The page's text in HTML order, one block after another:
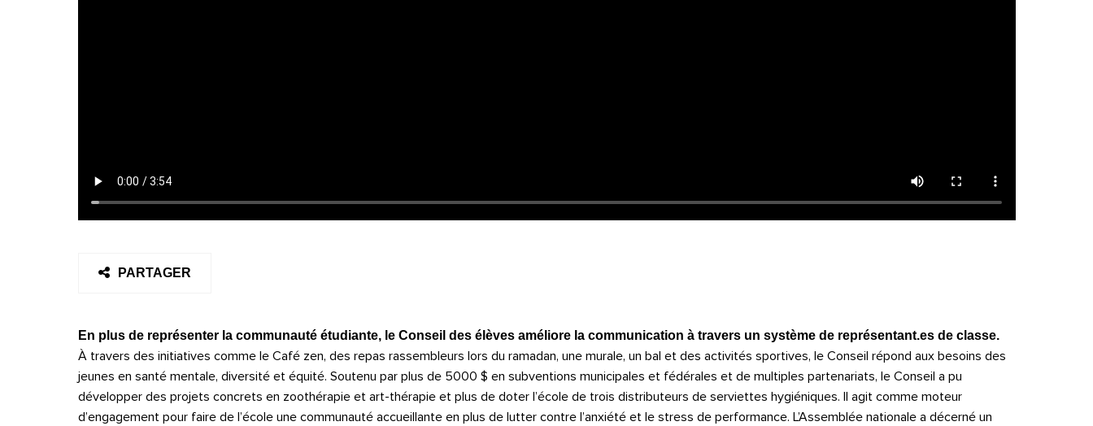
PARTAGER
En plus de représenter la communauté étudiante, le Conseil des élèves améliore la communication à travers un système de représentant.es de classe.
À travers des initiatives comme le Café zen, des repas rassembleurs lors du ramadan, une murale, un bal et des activités sportives, le Conseil répond aux besoins des
jeunes en santé mentale, diversité et équité. Soutenu par plus de 5000 $ en subventions municipales et fédérales et de multiples partenariats, le Conseil a pu
développer des projets concrets en zoothérapie et art-thérapie et plus de doter l’école de trois distributeurs de serviettes hygiéniques. Il agit comme moteur
d’engagement pour faire de l’école une communauté accueillante en plus de lutter contre l’anxiété et le stress de performance. L’Assemblée nationale a décerné un